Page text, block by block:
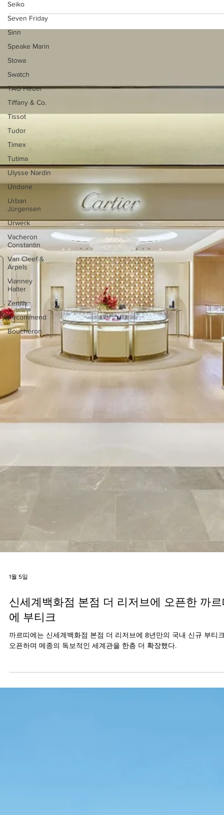
Seiko
Seven Friday
Sinn
Speake Marin
Stowa
Swatch
TAG Heuer
Tiffany & Co.
Tissot
Tudor
Timex
Tutima
Ulysse Nardin
Undone
Urban
Jürgensen
Urwerk
Vacheron
Constantin
Van Cleef &
Arpels
Vianney
Halter
Zenith
Recommend
Boucheron
일명 탱크에 미친 시튜버가 탱크에 관한 모
것을 알려드립니다.
좋아하는 시튜버가 가장 좋아하는 시계는 무조건 탱크입니다. 탱크 루
와 솔로의 차이, 루이와 머스트의 차이점이 알고 싶으신가요? 아니 시
의 이름이 왜 탱크인지 아직 모르시나요? 이 영상 한 편이면 까르띠에